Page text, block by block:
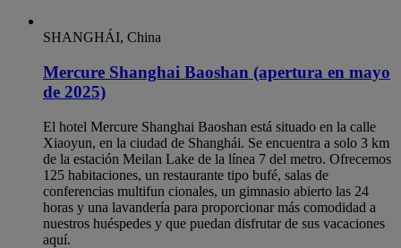
SHANGHÁI, China
Mercure Shanghai Baoshan (apertura en mayo
de 2025)
El hotel Mercure Shanghai Baoshan está situado en la calle
Xiaoyun, en la ciudad de Shanghái. Se encuentra a solo 3 km
de la estación Meilan Lake de la línea 7 del metro. Ofrecemos
125 habitaciones, un restaurante tipo bufé, salas de
conferencias multifun cionales, un gimnasio abierto las 24
horas y una lavandería para proporcionar más comodidad a
nuestros huéspedes y que puedan disfrutar de sus vacaciones
aquí.